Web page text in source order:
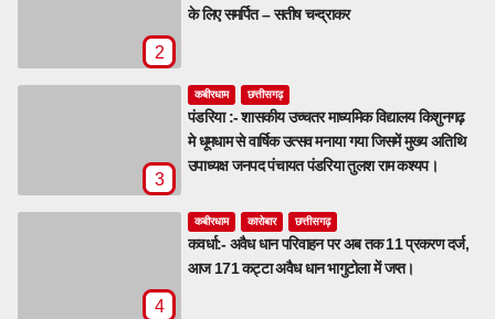
2
के लिए समर्पित – सतीष चन्द्राकर
3
कबीरधाम छत्तीसगढ़
पंडरिया :- शासकीय उच्चतर माध्यमिक विद्यालय किशुनगढ़
मे धूमधाम से वार्षिक उत्सव मनाया गया जिसमें मुख्य अतिथि
उपाध्यक्ष जनपद पंचायत पंडरिया तुलश राम कश्यप।
4
कबीरधाम कारोबार छत्तीसगढ़
कवर्धा:- अवैध धान परिवाहन पर अब तक 11 प्रकरण दर्ज,
आज 171 कट्टा अवैध धान भागुटोला में जप्त।